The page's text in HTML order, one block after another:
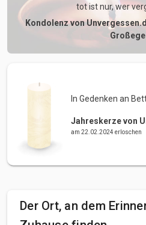
tot ist nur, wer
Kondolenz von
In Gedenken an
Jahreskerze von
am 22.02.2024 erloschen
Der Ort, an dem